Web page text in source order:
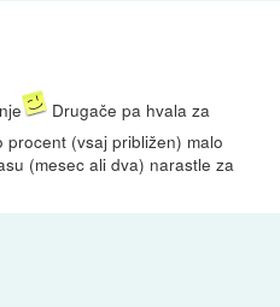
Drugače pa hvala za
procent (vsaj približen) malo
(mesec ali dva) narastle za